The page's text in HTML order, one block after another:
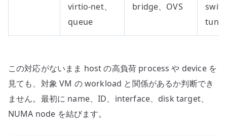
virtio-net、
queue
bridge、OVS
この対応がないまま host の高負荷 process や device を
見ても、対象 VM の workload と関係があるか判断でき
ません。最初に name、ID、interface、disk target、
NUMA node を結びます。